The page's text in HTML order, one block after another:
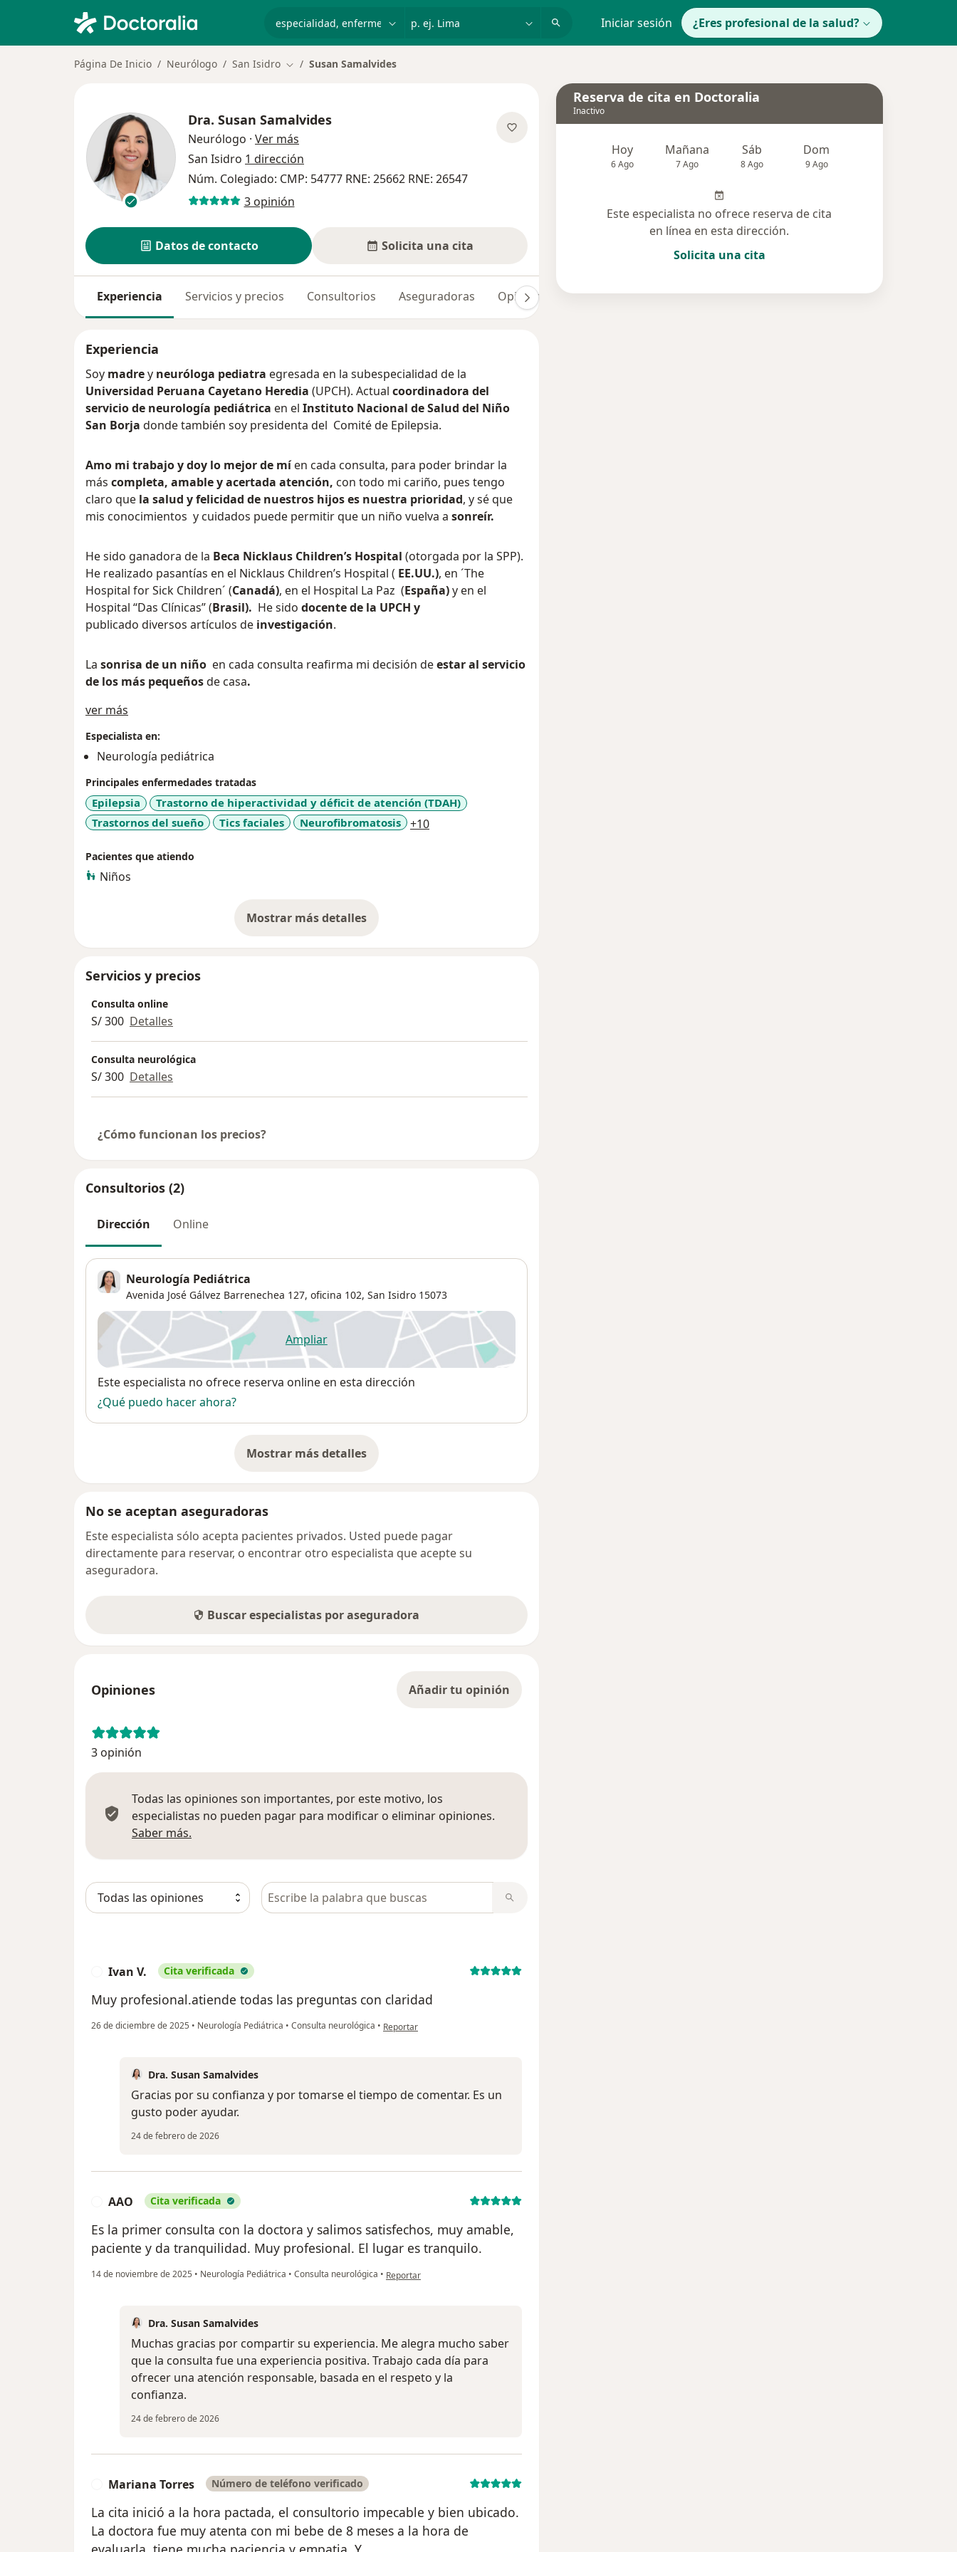
Iniciar sesión ¿Eres profesional de la salud?
Página De Inicio Neurólogo San Isidro Cambiar de ciudad
Susan Samalvides
Dra. Susan Samalvides
Neurólogo · Ver más
San Isidro 1 dirección
Núm. Colegiado: CMP: 54777 RNE: 25662 RNE: 26547
3 opinión
Datos de contacto Solicita una cita
Experiencia Servicios y precios Consultorios Aseguradoras Opiniones (3)
Experiencia
Soy madrey neuróloga pediatra egresada en la subespecialidad de la
Universidad Peruana Cayetano Heredia (UPCH). Actual coordinadora del
servicio de neurología pediátrica en el Instituto Nacional de Salud del Niño
San Borja donde también soy presidenta del Comité de Epilepsia.
Amo mi trabajo y doy lo mejor de míen cada consulta, para poder brindar la
más completa, amable y acertada atención, con todo mi cariño, pues tengo
claro que la salud y felicidad de nuestros hijos es nuestra prioridad, y sé que
mis conocimientos y cuidados puede permitir que un niño vuelva a sonreír.
He sido ganadora de la Beca Nicklaus Children’s Hospital (otorgada por la SPP).
He realizado pasantías en el Nicklaus Children’s Hospital ( EE.UU.), en ´The
Hospital for Sick Children´ (Canadá), en el Hospital La Paz (España)y en el
Hospital “Das Clínicas” (Brasil). He sido docente de la UPCH y
publicado diversos artículos de investigación.
La sonrisa de un niño en cada consulta reafirma mi decisión deestar al servicio
de los más pequeñosde casa.
ver más
Especialista en:
Neurología pediátrica
Principales enfermedades tratadas
Epilepsia
Trastorno de hiperactividad y déficit de atención (TDAH)
Trastornos del sueño
Tics faciales Neurofibromatosis +10a11y_sr_more_diseases
Pacientes que atiendo
Niños
Mostrar más detalles
sobre la experiencia
Servicios y precios
Consulta online
S/ 300 Detalles
Consulta neurológica
S/ 300 Detalles
¿Cómo funcionan los precios?
Consultorios (2)
Dirección Online
Neurología Pediátrica
Avenida José Gálvez Barrenechea 127, oficina 102, San Isidro 15073
Ampliarse abre en una nueva pestaña
Disponibilidad
Este especialista no ofrece reserva online en esta dirección
¿Qué puedo hacer ahora?
Mostrar más detalles
sobre la dirección
No se aceptan aseguradoras
Este especialista sólo acepta pacientes privados. Usted puede pagar
directamente para reservar, o encontrar otro especialista que acepte su
aseguradora.
Buscar especialistas por aseguradora
Opiniones Añadir tu opinión
3 opinión
Todas las opiniones son importantes, por este motivo, los
especialistas no pueden pagar para modificar o eliminar opiniones.
Saber más.
Busca en opiniones
Ivan V. Cita verificada
Muy profesional.atiende todas las preguntas con claridad
26 de diciembre de 2025 • Neurología Pediátrica • Consulta neurológica • en opinión del usuario Ivan V.
Reportar
Dra. Susan Samalvides
Gracias por su confianza y por tomarse el tiempo de comentar. Es un
gusto poder ayudar.
24 de febrero de 2026
AAO Cita verificada
Es la primer consulta con la doctora y salimos satisfechos, muy amable,
paciente y da tranquilidad. Muy profesional. El lugar es tranquilo.
14 de noviembre de 2025 • Neurología Pediátrica • Consulta neurológica • en opinión del usuario AAO
Reportar
Dra. Susan Samalvides
Muchas gracias por compartir su experiencia. Me alegra mucho saber
que la consulta fue una experiencia positiva. Trabajo cada día para
ofrecer una atención responsable, basada en el respeto y la
confianza.
24 de febrero de 2026
Mariana Torres Número de teléfono verificado
La cita inició a la hora pactada, el consultorio impecable y bien ubicado.
La doctora fue muy atenta con mi bebe de 8 meses a la hora de
Reserva de cita en Doctoralia
Inactivo
Hoy
6 Ago
Mañana
7 Ago
Sáb
8 Ago
Dom
9 Ago
Este especialista no ofrece reserva de cita
en línea en esta dirección.
Solicita una cita